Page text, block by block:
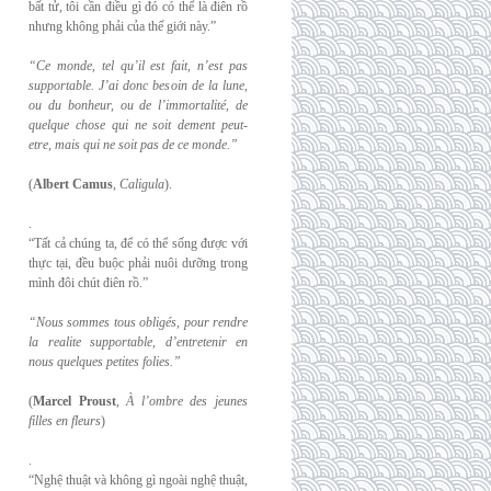
bất tử, tôi cần điều gì đó có thể là điên rồ
nhưng không phải của thế giới này.”
“Ce monde, tel qu’il est fait, n’est pas
supportable. J’ai donc besoin de la lune,
ou du bonheur, ou de l’immortalité, de
quelque chose qui ne soit dement peut-
etre, mais qui ne soit pas de ce monde.”
(Albert Camus, Caligula).
.
“Tất cả chúng ta, để có thể sống được với
thực tại, đều buộc phải nuôi dưỡng trong
mình đôi chút điên rồ.”
“Nous sommes tous obligés, pour rendre
la realite supportable, d’entretenir en
nous quelques petites folies.”
(Marcel Proust,À l’ombre des jeunes
filles en fleurs)
.
“Nghệ thuật và không gì ngoài nghệ thuật,